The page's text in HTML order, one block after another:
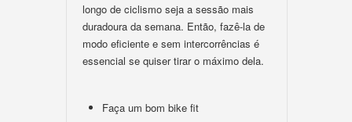
longo de ciclismo seja a sessão mais
duradoura da semana. Então, fazê-la de
modo eficiente e sem intercorrências é
essencial se quiser tirar o máximo dela.
Faça um bom bike fit